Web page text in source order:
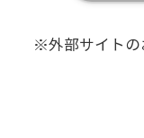
※外部サイトの